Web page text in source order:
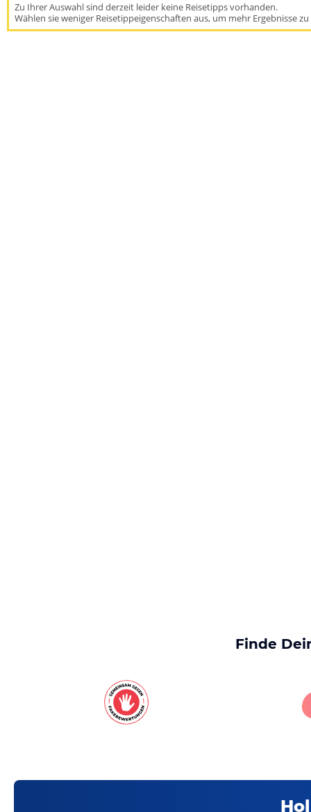
Zu Ihrer Auswahl sind derzeit leider keine Reisetipps vorhanden.
Wählen sie weniger Reisetippeigenschaften aus, um mehr Ergebnisse
Finde